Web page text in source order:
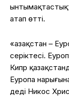
атап өтті.
«Қазақстан –
серіктесі.
Кипр
Еуропа
деді Никос